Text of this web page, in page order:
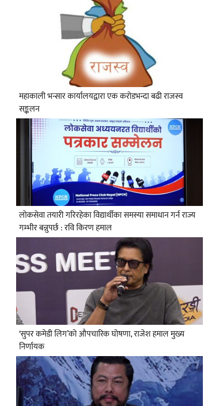
महाकाली भन्सार कार्यालयद्वारा एक करोडभन्दा बढी राजस्व
सङ्कलन
लोकसेवा तयारी गरिरहेका विद्यार्थीका समस्या समाधान गर्न राज्य
गम्भीर बन्नुपर्छ : रवि किरण हमाल
‘सुपर कमेडी लिग’को औपचारिक घोषणा, राजेश हमाल मुख्य
निर्णायक